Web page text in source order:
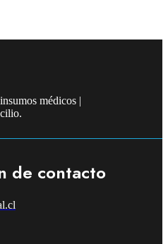
médicos |
de contacto